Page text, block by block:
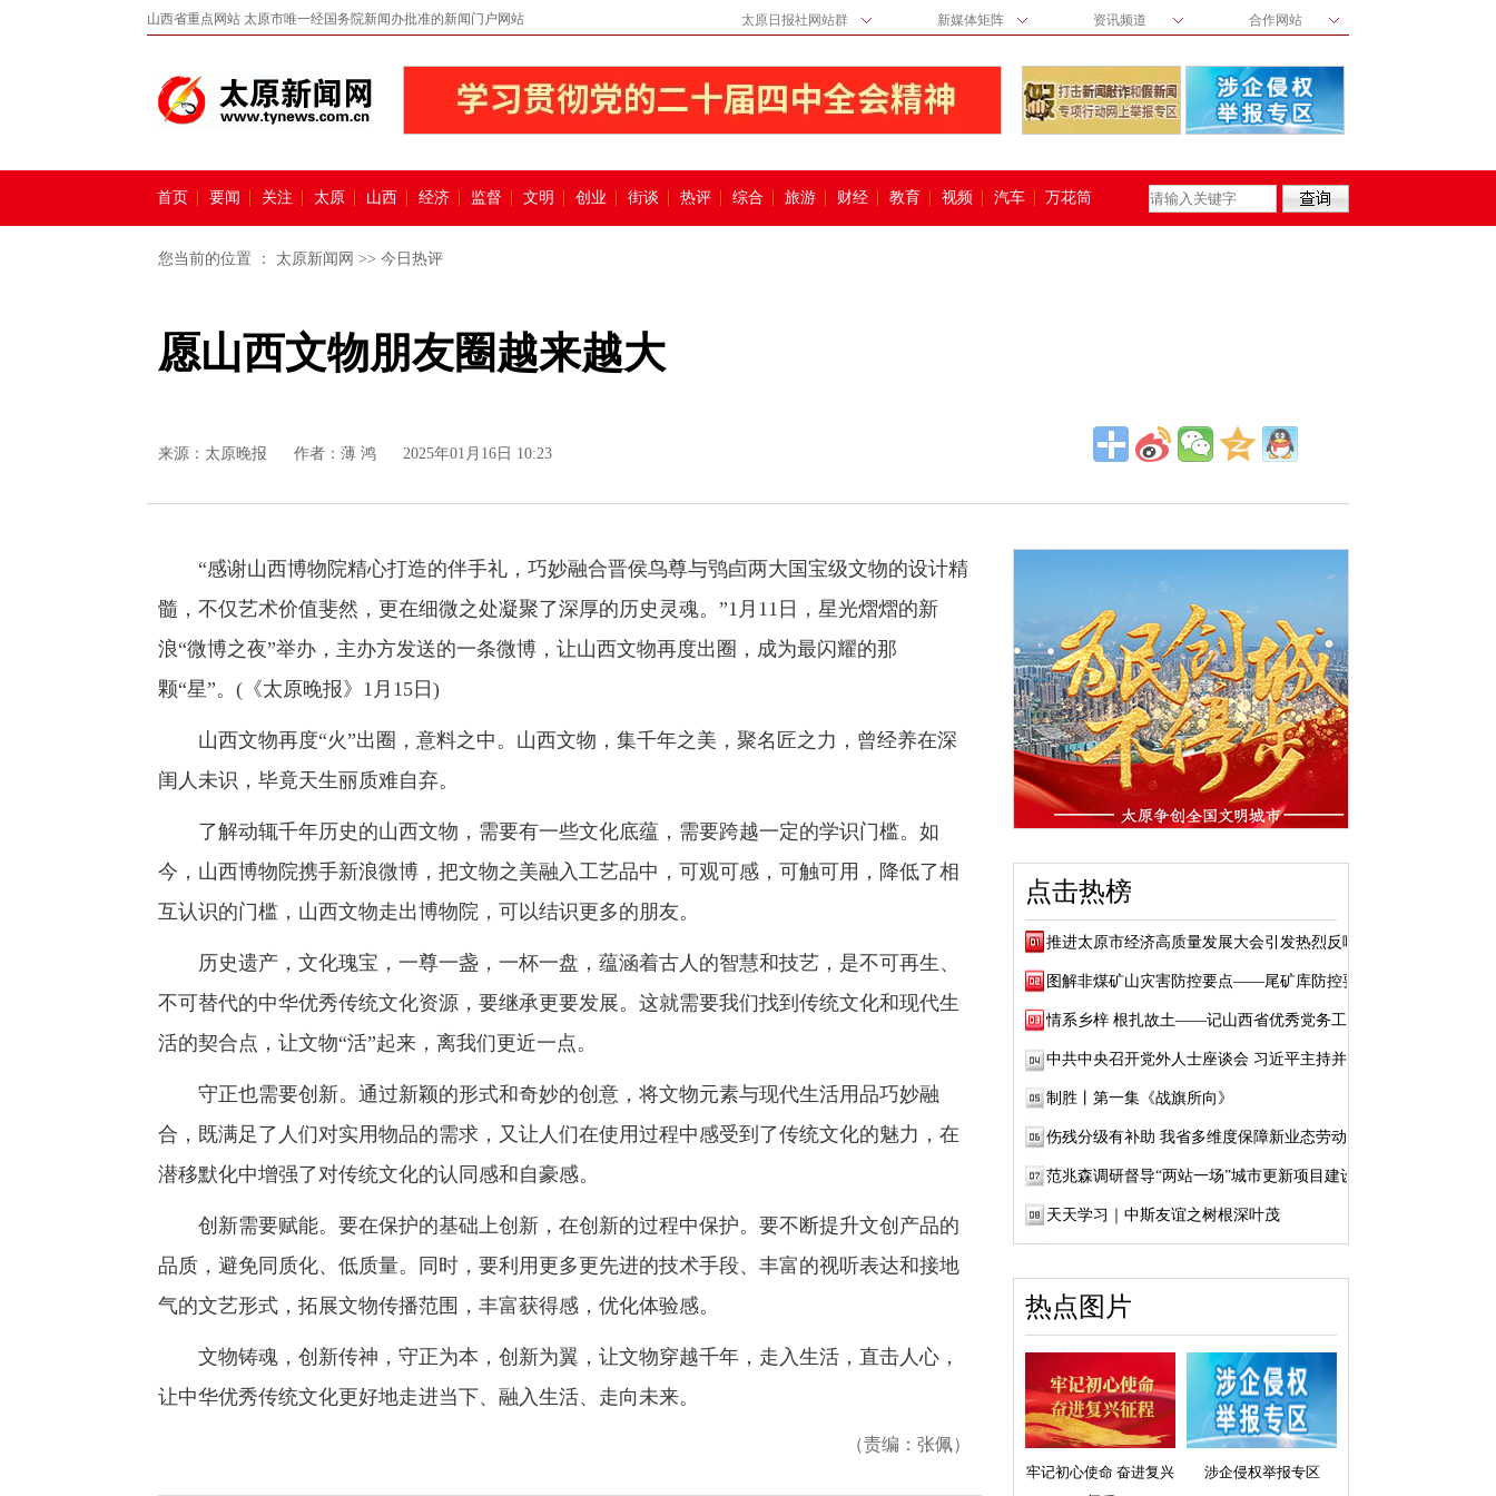
山西省重点网站 太原市唯一经国务院新闻办批准的新闻门户网站 太原日报社网站群 新媒体矩阵 资讯频道 合作网站
首页 要闻 关注 太原 山西 经济 监督 文明 创业 街谈 热评 综合 旅游 财经 教育 视频 汽车 万花筒
您当前的位置 ： 太原新闻网 >> 今日热评
愿山西文物朋友圈越来越大
来源： 太原晚报 作者：薄 鸿 2025年01月16日 10:23
“感谢山西博物院精心打造的伴手礼，巧妙融合晋侯鸟尊与鸮卣两大国宝级文物的设计精
髓，不仅艺术价值斐然，更在细微之处凝聚了深厚的历史灵魂。”1月11日，星光熠熠的新
浪“微博之夜”举办，主办方发送的一条微博，让山西文物再度出圈，成为最闪耀的那
颗“星”。(《太原晚报》1月15日)
山西文物再度“火”出圈，意料之中。山西文物，集千年之美，聚名匠之力，曾经养在深
闺人未识，毕竟天生丽质难自弃。
了解动辄千年历史的山西文物，需要有一些文化底蕴，需要跨越一定的学识门槛。如
今，山西博物院携手新浪微博，把文物之美融入工艺品中，可观可感，可触可用，降低了相
互认识的门槛，山西文物走出博物院，可以结识更多的朋友。
历史遗产，文化瑰宝，一尊一盏，一杯一盘，蕴涵着古人的智慧和技艺，是不可再生、
不可替代的中华优秀传统文化资源，要继承更要发展。这就需要我们找到传统文化和现代生
活的契合点，让文物“活”起来，离我们更近一点。
守正也需要创新。通过新颖的形式和奇妙的创意，将文物元素与现代生活用品巧妙融
合，既满足了人们对实用物品的需求，又让人们在使用过程中感受到了传统文化的魅力，在
潜移默化中增强了对传统文化的认同感和自豪感。
创新需要赋能。要在保护的基础上创新，在创新的过程中保护。要不断提升文创产品的
品质，避免同质化、低质量。同时，要利用更多更先进的技术手段、丰富的视听表达和接地
气的文艺形式，拓展文物传播范围，丰富获得感，优化体验感。
文物铸魂，创新传神，守正为本，创新为翼，让文物穿越千年，走入生活，直击人心，
让中华优秀传统文化更好地走进当下、融入生活、走向未来。
（责编：张佩）
点击热榜
推进太原市经济高质量发展大会引发热烈反响
图解非煤矿山灾害防控要点——尾矿库防控要点
情系乡梓 根扎故土——记山西省优秀党务工作...
中共中央召开党外人士座谈会 习近平主持并发...
制胜丨第一集《战旗所向》
伤残分级有补助 我省多维度保障新业态劳动者...
范兆森调研督导“两站一场”城市更新项目建设
天天学习｜中斯友谊之树根深叶茂
热点图片
牢记初心使命 奋进复兴
涉企侵权举报专区